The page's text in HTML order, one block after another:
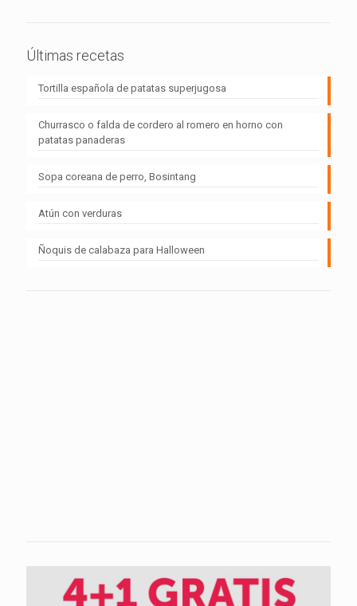
Últimas recetas
Tortilla española de patatas superjugosa
Churrasco o falda de cordero al romero en horno con
patatas panaderas
Sopa coreana de perro, Bosintang
Atún con verduras
Ñoquis de calabaza para Halloween